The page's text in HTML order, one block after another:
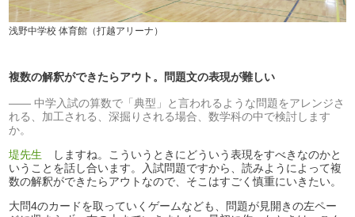
浅野中学校 体育館（打越アリーナ）
複数の解釈ができたらアウト。問題文の表現が難しい
中学入試の算数で「典型」と言われるような問題をアレンジさ
れる、加工される、深掘りされる場合、数学科の中で検討します
か。
堤先生 しますね。こういうときにどういう表現をすべきなのかと
いうことを話し合います。入試問題ですから、読みようによって複
数の解釈ができたらアウトなので、そこはすごく慎重にいきたい。
大問4のカードを取っていくゲームなども、問題が見開きの左ペー